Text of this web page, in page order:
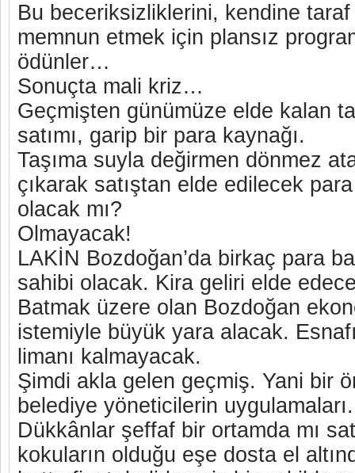
Bu beceriksizliklerini, kendine taraf
memnun etmek için plansız
ödünler…
Sonuçta mali kriz…
Geçmişten günümüze elde kalan
satımı, garip bir para kaynağı.
Taşıma suyla değirmen dönmez
çıkarak satıştan elde edilecek
olacak mı?
Olmayacak!
LAKİN Bozdoğan’da birkaç para
sahibi olacak. Kira geliri elde
Batmak üzere olan Bozdoğan
istemiyle büyük yara alacak.
limanı kalmayacak.
Şimdi akla gelen geçmiş. Yani bir
belediye yöneticilerin uygulamaları.
Dükkânlar şeffaf bir ortamda mı
kokuların olduğu eşe dosta el